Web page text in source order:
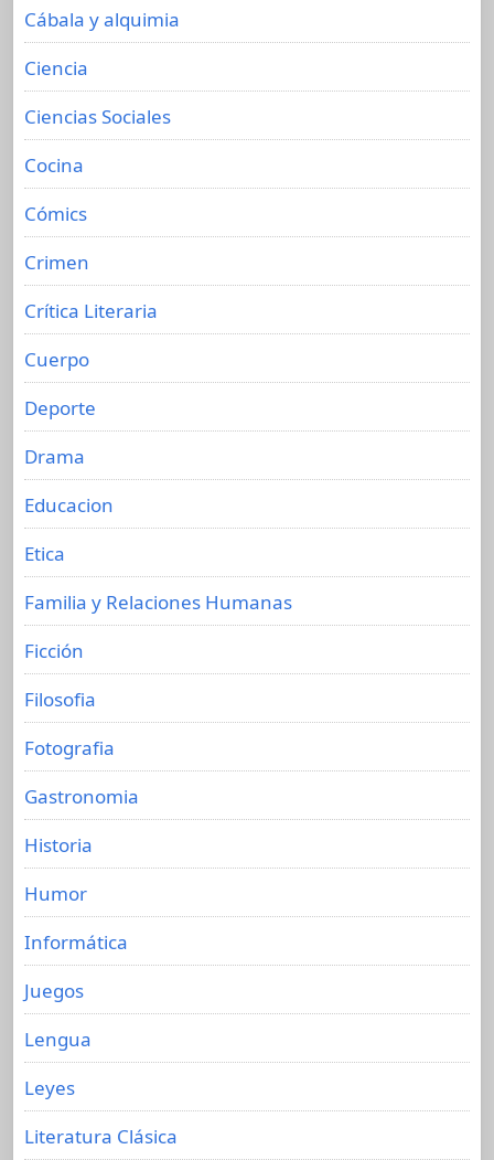
Cábala y alquimia
Ciencia
Ciencias Sociales
Cocina
Cómics
Crimen
Crítica Literaria
Cuerpo
Deporte
Drama
Educacion
Etica
Familia y Relaciones Humanas
Ficción
Filosofia
Fotografia
Gastronomia
Historia
Humor
Informática
Juegos
Lengua
Leyes
Literatura Clásica